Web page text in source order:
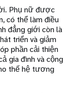
Phụ nữ được
có thể làm điều
đẳng giới còn là
triển và giảm
phần cải thiện
gia đình và cộng
thế hệ tương